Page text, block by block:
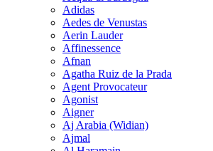
Adidas
Aedes de Venustas
Aerin Lauder
Affinessence
Afnan
Agatha Ruiz de la Prada
Agent Provocateur
Agonist
Aigner
Aj Arabia (Widian)
Ajmal